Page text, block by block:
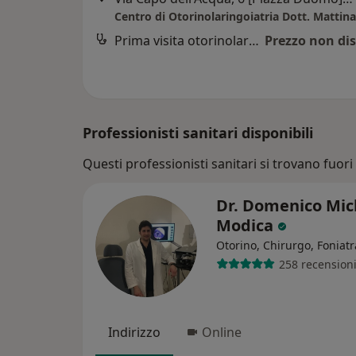
Centro di Otorinolaringoiatria Dott. Mattina
Prima visita otorinolaringoiatrica Prezzo non
Professionisti sanitari disponibili
Questi professionisti sanitari si trovano fuori
Dr. Domenico
Modica
Otorino, Chirurgo,
258 recensioni
Indirizzo Online